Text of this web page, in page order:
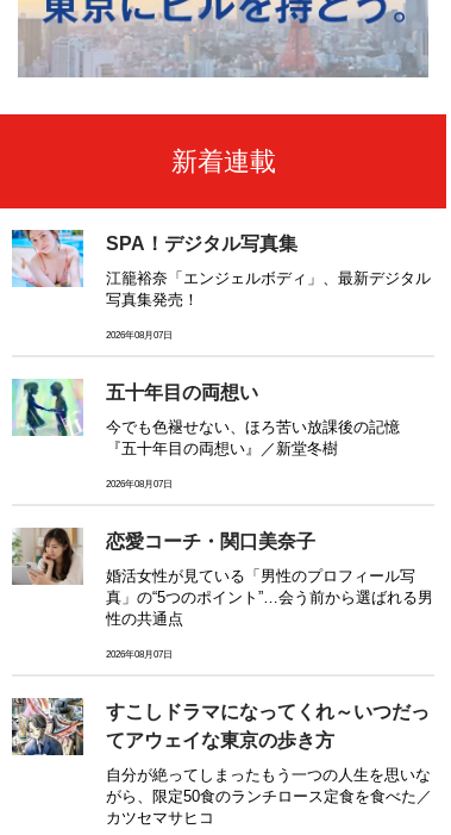
新着連載
SPA！デジタル写真集
江籠裕奈「エンジェルボディ」、最新デジタル
写真集発売！
2026年08月07日
五十年目の両想い
今でも色褪せない、ほろ苦い放課後の記憶
『五十年目の両想い』／新堂冬樹
2026年08月07日
恋愛コーチ・関口美奈子
婚活女性が見ている「男性のプロフィール写
真」の“5つのポイント”…会う前から選ばれる男
性の共通点
2026年08月07日
すこしドラマになってくれ～いつだっ
てアウェイな東京の歩き方
自分が絶ってしまったもう一つの人生を思いな
がら、限定50食のランチロース定食を食べた／
カツセマサヒコ